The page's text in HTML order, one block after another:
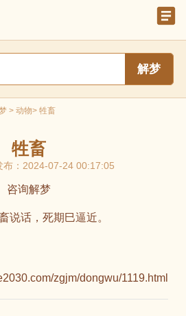
> 动物> 牲畜
牲畜
布：2024-07-24 00:17:05
咨询解梦
话，死期巳逼近。
zgjm/dongwu/1119.html